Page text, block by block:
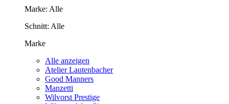
Marke: Alle
Schnitt: Alle
Marke
Alle anzeigen
Atelier Lautenbacher
Good Manners
Manzetti
Wilvorst Prestige